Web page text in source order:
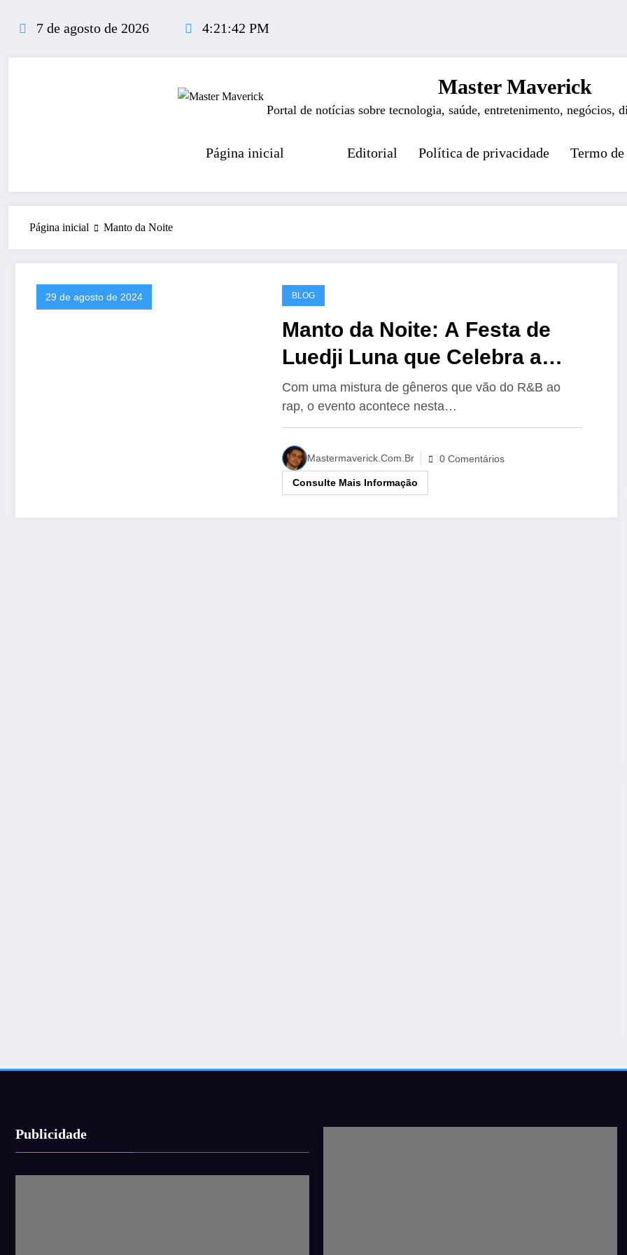
conteúdo
7 de agosto de 2026 4:21:42 PM
Master Maverick
Portal de notícias sobre tecnologia, saúde, entretenimento, negócios,
Página inicial Editorial Política de privacidade Termo
Página inicial Manto da Noite
29 de agosto de 2024 BLOG
Manto da Noite: A Festa de
Luedji Luna que Celebra a
Música Negra
Com uma mistura de gêneros que vão do R&B ao
rap, o evento acontece nesta…
Mastermaverick.com.br 0 Comentários
Consulte Mais Informação
Publicidade